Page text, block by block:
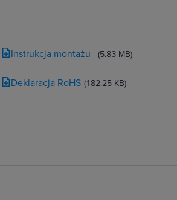
Instrukcja montażu (5.83 MB)
Deklaracja RoHS (182.25 KB)